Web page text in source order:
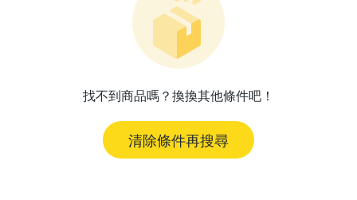
找不到商品嗎？換換其他條件吧！
清除條件再搜尋